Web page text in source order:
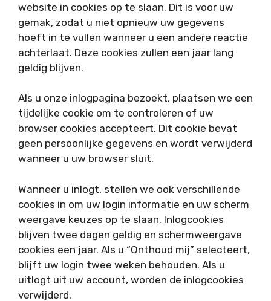
website in cookies op te slaan. Dit is voor uw
gemak, zodat u niet opnieuw uw gegevens
hoeft in te vullen wanneer u een andere reactie
achterlaat. Deze cookies zullen een jaar lang
geldig blijven.
Als u onze inlogpagina bezoekt, plaatsen we een
tijdelijke cookie om te controleren of uw
browser cookies accepteert. Dit cookie bevat
geen persoonlijke gegevens en wordt verwijderd
wanneer u uw browser sluit.
Wanneer u inlogt, stellen we ook verschillende
cookies in om uw login informatie en uw scherm
weergave keuzes op te slaan. Inlogcookies
blijven twee dagen geldig en schermweergave
cookies een jaar. Als u “Onthoud mij” selecteert,
blijft uw login twee weken behouden. Als u
uitlogt uit uw account, worden de inlogcookies
verwijderd.